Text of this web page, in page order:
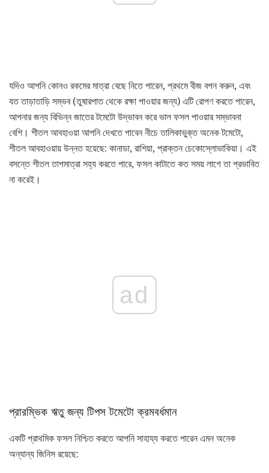
যদিও আপনি কোনও রকমের মাত্রা বেছে নিতে পারেন, প্রথমে বীজ বপন করুন, এবং
যত তাড়াতাড়ি সম্ভব (তুষারপাত থেকে রক্ষা পাওয়ার জন্য) এটি রোপণ করতে পারেন,
আপনার জন্য বিভিন্ন জাতের টমেটো উদ্ভাবন করে ভাল ফসল পাওয়ার সম্ভাবনা
বেশি। শীতল আবহাওয়া আপনি দেখতে পাবেন নীচে তালিকাভুক্ত অনেক টমেটো,
শীতল আবহাওয়ায় উন্নত হয়েছে: কানাডা, রাশিয়া, প্রাক্তন চেকোস্লোভাকিয়া। এই
বসন্তে শীতল তাপমাত্রা সহ্য করতে পারে, ফসল কাটাতে কত সময় লাগে তা প্রভাবিত
না করেই।
ad
প্রারম্ভিক ঋতু জন্য টিপস টমেটো ক্রমবর্ধমান
একটি প্রাথমিক ফসল নিশ্চিত করতে আপনি সাহায্য করতে পারেন এমন অনেক
অন্যান্য জিনিস রয়েছে: